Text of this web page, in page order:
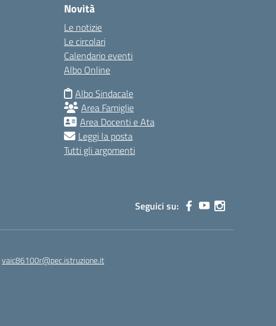
Novità
Le notizie
Le circolari
Calendario eventi
Albo Online
Albo Sindacale
Area Famiglie
Area Docenti e Ata
Leggi la posta
Tutti gli argomenti
Seguici su:
vaic86100r@pec.istruzione.it